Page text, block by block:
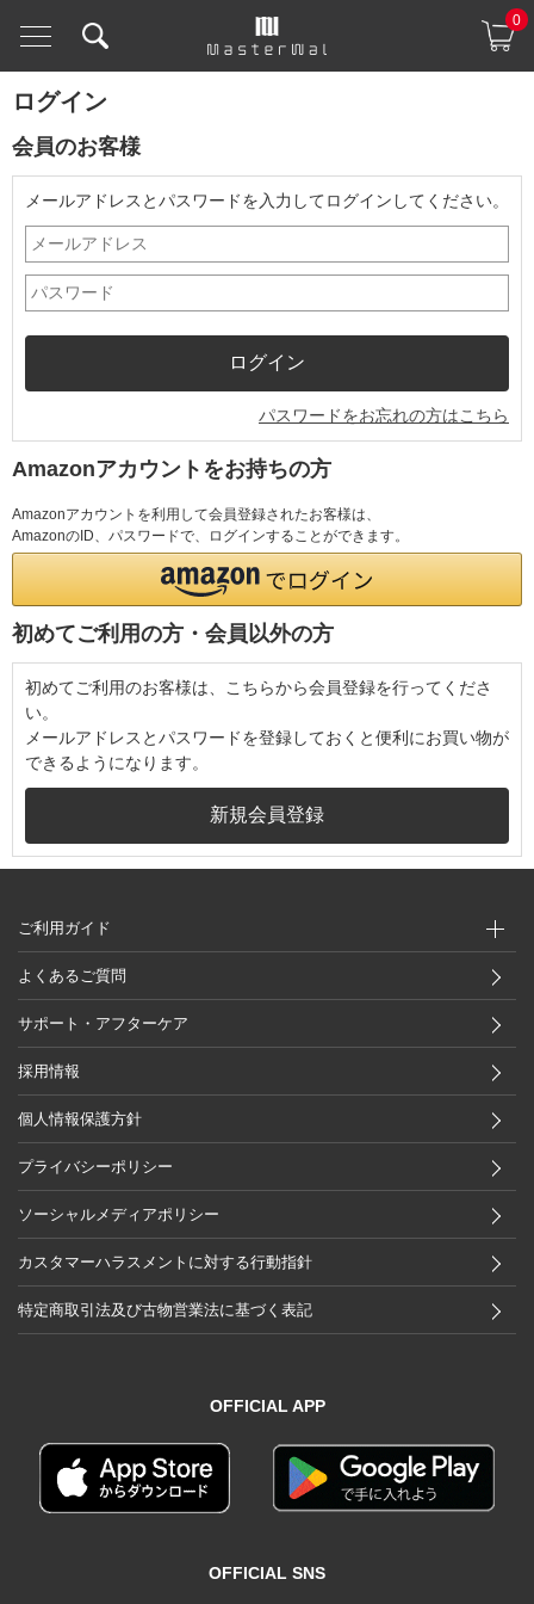
0
ログイン
会員のお客様
メールアドレスとパスワードを入力してログインしてください。
パスワードをお忘れの方はこちら
Amazonアカウントをお持ちの方
Amazonアカウントを利用して会員登録されたお客様は、
AmazonのID、パスワードで、ログインすることができます。
初めてご利用の方・会員以外の方
初めてご利用のお客様は、こちらから会員登録を行ってくださ
い。
メールアドレスとパスワードを登録しておくと便利にお買い物が
できるようになります。
ご利用ガイド
よくあるご質問
サポート・アフターケア
採用情報
個人情報保護方針
プライバシーポリシー
ソーシャルメディアポリシー
カスタマーハラスメントに対する行動指針
特定商取引法及び古物営業法に基づく表記
OFFICIAL APP
OFFICIAL SNS